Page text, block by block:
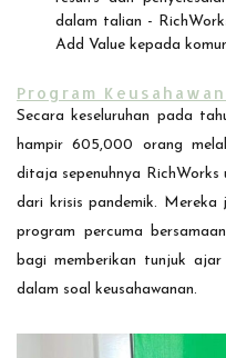
dalam talian -
Add Value kepada
Program
Secara keseluruhan pada
hampir 605,000 orang
ditaja sepenuhnya
dari krisis pandemik. Mereka
program percuma
bagi memberikan tunjuk
dalam soal keusahawanan.